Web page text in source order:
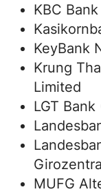
KBC Bank
KeyBank
Krung
Limited
LGT
MUFG